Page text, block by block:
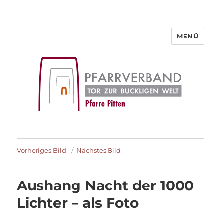
MENÜ
Vorheriges Bild Nächstes Bild
Aushang Nacht der 1000
Lichter – als Foto